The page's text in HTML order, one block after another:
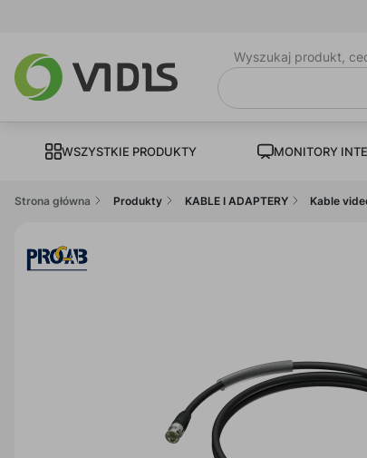
Wyszukaj produkt,
WSZYSTKIE PRODUKTY MONITORY
Strona główna Produkty KABLE I ADAPTERY Kable